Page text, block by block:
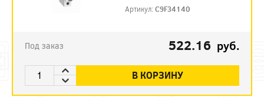
Артикул:C9F34140
Под заказ 522.16 руб.
В КОРЗИНУ